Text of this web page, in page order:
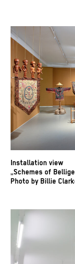
Installation view
„Schemes of
Photo by Billie